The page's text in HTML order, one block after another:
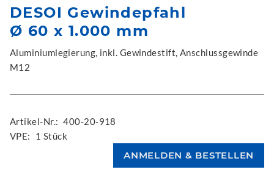
DESOI Gewindepfahl
Ø 60 x 1.000 mm
Aluminiumlegierung, inkl. Gewindestift, Anschlussgewinde
M12
Artikel-Nr.: 400-20-918
VPE:
1 Stück